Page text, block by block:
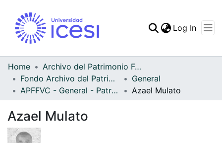
Statistics
Log In
Home
Archivo del Patrimonio Fotográfico y Fílmico del Valle del Cauca
Fondo Archivo del Patrimonio Fotográfico y Fílmico del Valle del Cauca
General
APFFVC - General - Patrimonial
Azael Mulato
Azael Mulato